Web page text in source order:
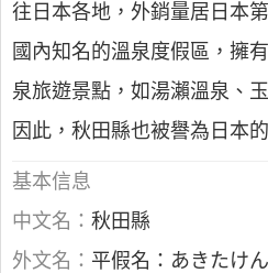
往日本各地，外銷量居日本
國內知名的溫泉度假區，擁
泉旅遊景點，如湯瀨溫泉、
因此，秋田縣也被譽為日本
基本信息
中文名： 秋田縣
外文名： 平假名：あきたけん